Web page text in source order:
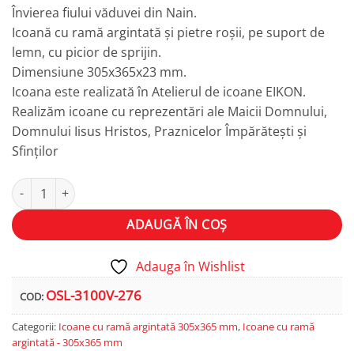
Învierea fiului văduvei din Nain.
Icoană cu ramă argintată și pietre roșii, pe suport de
lemn, cu picior de sprijin.
Dimensiune 305x365x23 mm.
Icoana este realizată în Atelierul de icoane EIKON.
Realizăm icoane cu reprezentări ale Maicii Domnului,
Domnului Iisus Hristos, Praznicelor Împărătești și
Sfinților
Cantitate Învierea fiului văduvei din Nain
ADAUGĂ ÎN COȘ
Alternative:
Adauga în Wishlist
COD: OSL-3100V-276
Categorii: Icoane cu ramă argintată 305x365 mm, Icoane cu ramă
argintată - 305x365 mm